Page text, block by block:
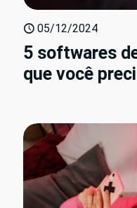
05/12/2024
5 softwares
que você